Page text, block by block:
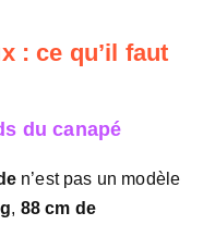
: ce qu’il faut
du canapé
n’est pas un modèle
, 88 cm de